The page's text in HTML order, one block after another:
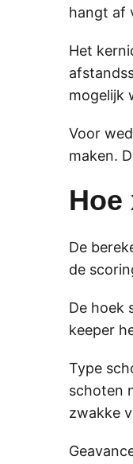
hangt af
Het
mogelijk
Voor
maken.
Hoe
De
de
De hoek
keeper
Type
schoten
zwakke